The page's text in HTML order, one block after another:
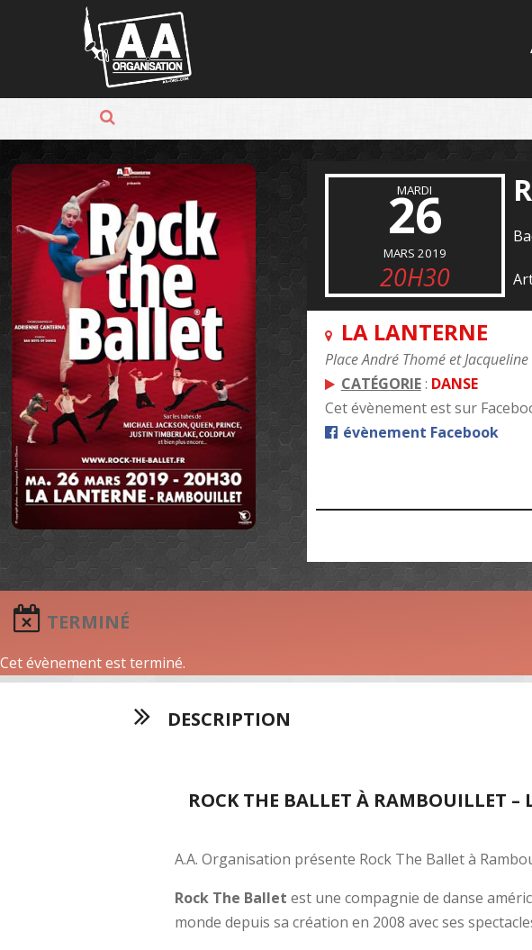
Panneau de gestion des cookies
MARDI
26
MARS 2019
20H30
LA LANTERNE
Place André Thomé et
CATÉGORIE: DANSE
Cet évènement est sur
évènement Facebook
TERMINÉ
Cet évènement est terminé.
DESCRIPTION
ROCK THE BALLET À RAMBOUILLET –
A.A. Organisation présente Rock The Ballet à
Rock The Balletest une compagnie de danse
monde depuis sa création en 2008 avec ses